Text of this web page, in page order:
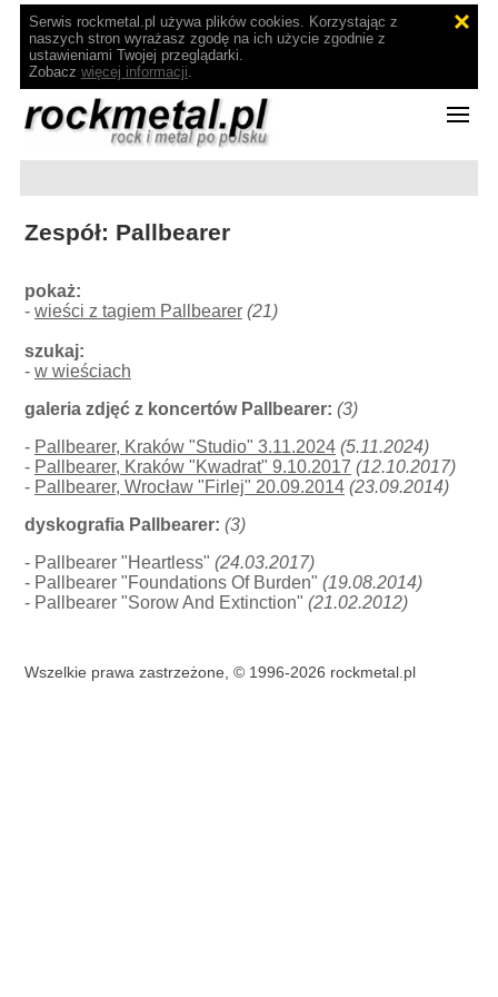
Serwis rockmetal.pl używa plików cookies. Korzystając z
naszych stron wyrażasz zgodę na ich użycie zgodnie z
ustawieniami Twojej przeglądarki.
Zobacz więcej informacji.
Zespół: Pallbearer
pokaż:
-wieści z tagiem Pallbearer (21)
szukaj:
-w wieściach
galeria zdjęć z koncertów Pallbearer: (3)
- Pallbearer, Kraków "Studio" 3.11.2024 (5.11.2024)
- Pallbearer, Kraków "Kwadrat" 9.10.2017 (12.10.2017)
- Pallbearer, Wrocław "Firlej" 20.09.2014 (23.09.2014)
dyskografia Pallbearer: (3)
- Pallbearer "Heartless"(24.03.2017)
- Pallbearer "Foundations Of Burden"(19.08.2014)
- Pallbearer "Sorow And Extinction"(21.02.2012)
Wszelkie prawa zastrzeżone, © 1996-2026 rockmetal.pl